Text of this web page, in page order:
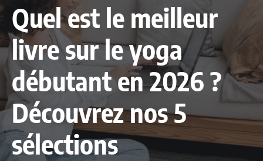
Quel est le meilleur
livre sur le yoga
débutant en 2026 ?
Découvrez nos 5
sélections